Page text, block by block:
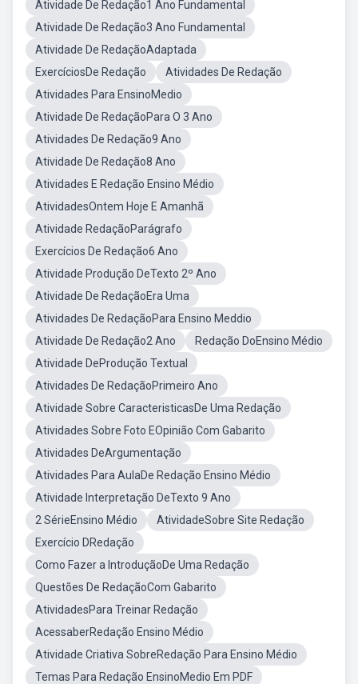
Atividade De Redação1 Ano Fundamental
Atividade De Redação3 Ano Fundamental
Atividade De RedaçãoAdaptada
ExercíciosDe Redação
Atividades De Redação
Atividades Para EnsinoMedio
Atividade De RedaçãoPara O 3 Ano
Atividades De Redação9 Ano
Atividade De Redação8 Ano
Atividades E Redação Ensino Médio
AtividadesOntem Hoje E Amanhã
Atividade RedaçãoParágrafo
Exercícios De Redação6 Ano
Atividade Produção DeTexto 2º Ano
Atividade De RedaçãoEra Uma
Atividades De RedaçãoPara Ensino Meddio
Atividade De Redação2 Ano
Redação DoEnsino Médio
Atividade DeProdução Textual
Atividades De RedaçãoPrimeiro Ano
Atividade Sobre CaracteristicasDe Uma Redação
Atividades Sobre Foto EOpinião Com Gabarito
Atividades DeArgumentação
Atividades Para AulaDe Redação Ensino Médio
Atividade Interpretação DeTexto 9 Ano
2 SérieEnsino Médio
AtividadeSobre Site Redação
Exercício DRedação
Como Fazer a IntroduçãoDe Uma Redação
Questões De RedaçãoCom Gabarito
AtividadesPara Treinar Redação
AcessaberRedação Ensino Médio
Atividade Criativa SobreRedação Para Ensino Médio
Temas Para Redação EnsinoMedio Em PDF